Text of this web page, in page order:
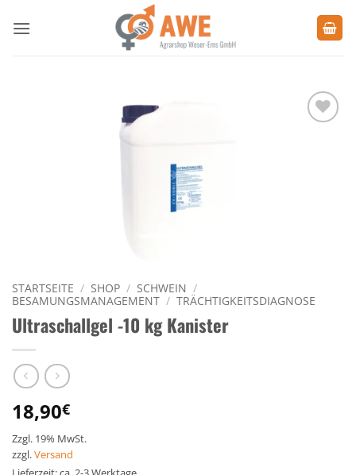
Inhalt
STARTSEITE / SHOP / SCHWEIN /
BESAMUNGSMANAGEMENT / TRÄCHTIGKEITSDIAGNOSE
Ultraschallgel -10 kg Kanister
18,90€
Zzgl. 19% MwSt.
zzgl.Versand